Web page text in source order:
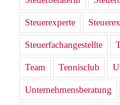
Steuerexperte
Steuerfachangestellte
Team Tennisclub
Unternehmensberatung